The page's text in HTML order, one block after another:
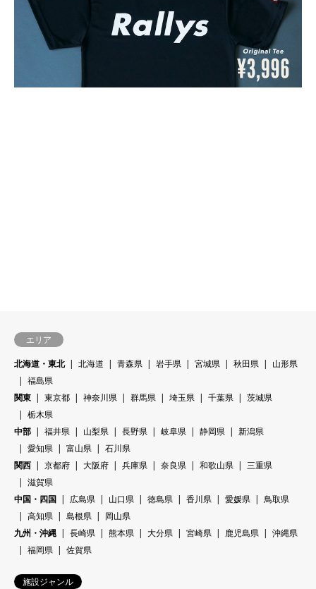
エリア
北海道・東北
北海道 青森県 岩手県 宮城県 秋田県
山形県
福島県
関東
東京都 神奈川県 群馬県 埼玉県 千葉県
茨城県
栃木県
中部
福井県 山梨県 長野県 岐阜県 静岡県
新潟県
愛知県
富山県
石川県
関西
京都府 大阪府 兵庫県 奈良県 和歌山県
三重県
滋賀県
中国・四国
広島県 山口県 徳島県 香川県 愛媛県
鳥取県
高知県
島根県
岡山県
九州・沖縄
長崎県 熊本県 大分県 宮崎県 鹿児島県
沖縄県
福岡県
佐賀県
施設ジャンル